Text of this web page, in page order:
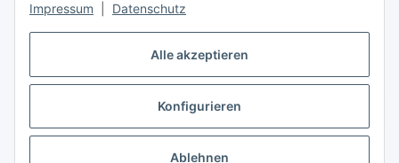
Alle akzeptieren
Konfigurieren
Ablehnen
Impressum Datenschutz
shop@krippen-shop.at
www.krippen-shop.at
Vertrag widerrufen
* Alle Preise inkl. gesetzlicher USt., zzgl.Versand